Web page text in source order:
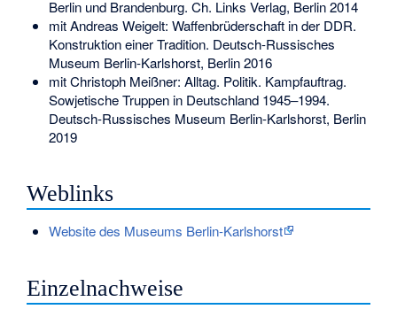
Berlin und Brandenburg. Ch. Links Verlag, Berlin 2014
mit Andreas Weigelt: Waffenbrüderschaft in der DDR.
Konstruktion einer Tradition. Deutsch-Russisches
Museum Berlin-Karlshorst, Berlin 2016
mit Christoph Meißner: Alltag. Politik. Kampfauftrag.
Sowjetische Truppen in Deutschland 1945–1994.
Deutsch-Russisches Museum Berlin-Karlshorst, Berlin
2019
Weblinks
Website des Museums Berlin-Karlshorst
Einzelnachweise